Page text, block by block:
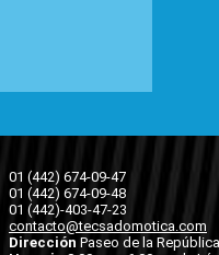
01 (442) 674-09-47
01 (442) 674-09-48
01 (442)-403-47-23
contacto@tecsadomotica.com
Dirección Paseo de la